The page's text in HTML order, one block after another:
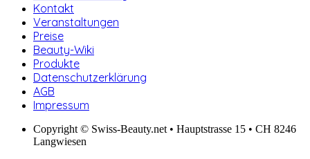
Kontakt
Veranstaltungen
Preise
Beauty-Wiki
Produkte
Datenschutzerklärung
AGB
Impressum
Copyright © Swiss-Beauty.net • Hauptstrasse 15 • CH 8246
Langwiesen